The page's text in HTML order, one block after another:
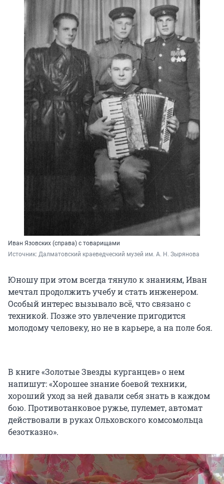
Иван Язовских (справа) с товарищами
Источник: Далматовский краеведческий музей им. А. Н. Зырянова
Юношу при этом всегда тянуло к знаниям, Иван
мечтал продолжить учебу и стать инженером.
Особый интерес вызывало всё, что связано с
техникой. Позже это увлечение пригодится
молодому человеку, но не в карьере, а на поле боя.
В книге «Золотые Звезды курганцев» о нем
напишут: «Хорошее знание боевой техники,
хороший уход за ней давали себя знать в каждом
бою. Противотанковое ружье, пулемет, автомат
действовали в руках Ольховского комсомольца
безотказно».